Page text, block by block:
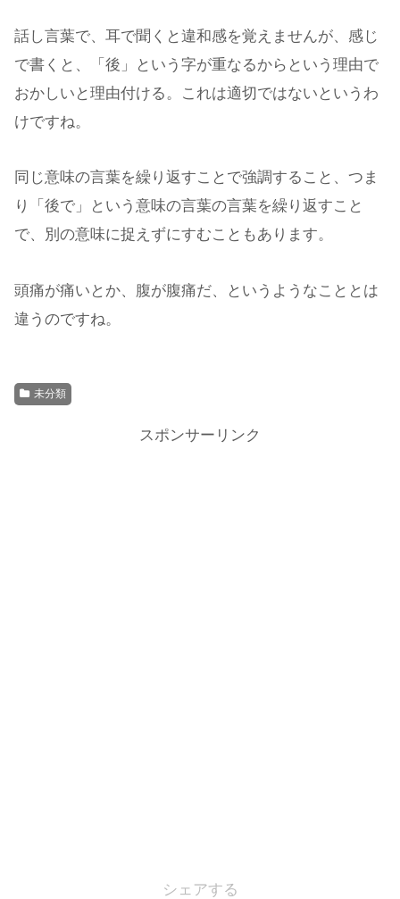
話し言葉で、耳で聞くと違和感を覚えませんが、感じ
で書くと、「後」という字が重なるからという理由で
おかしいと理由付ける。これは適切ではないというわ
けですね。
同じ意味の言葉を繰り返すことで強調すること、つま
り「後で」という意味の言葉の言葉を繰り返すこと
で、別の意味に捉えずにすむこともあります。
頭痛が痛いとか、腹が腹痛だ、というようなこととは
違うのですね。
未分類
スポンサーリンク
シェアする